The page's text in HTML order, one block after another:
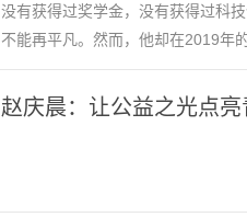
没有获得过奖学金，没有获得过科
不能再平凡。然而，他却在2019年
赵庆晨：让公益之光点